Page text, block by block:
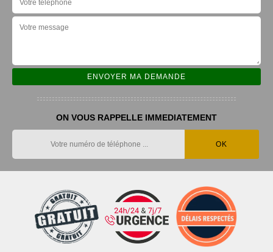
ON VOUS RAPPELLE IMMEDIATEMENT